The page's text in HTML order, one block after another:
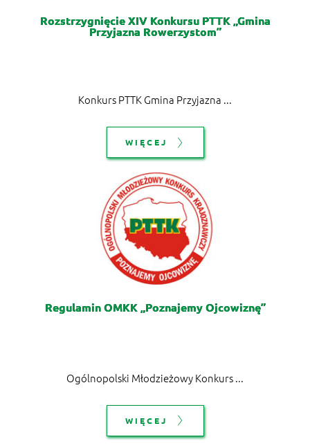
Rozstrzygnięcie XIV Konkursu PTTK „Gmina
Przyjazna Rowerzystom”
Konkurs PTTK Gmina Przyjazna ...
WIĘCEJ
Regulamin OMKK „Poznajemy Ojcowiznę”
Ogólnopolski Młodzieżowy Konkurs ...
WIĘCEJ